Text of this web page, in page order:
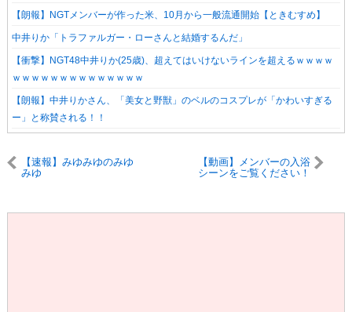
【朗報】NGTメンバーが作った米、10月から一般流通開始【ときむすめ】
中井りか「トラファルガー・ローさんと結婚するんだ」
【衝撃】NGT48中井りか(25歳)、超えてはいけないラインを超えるｗｗｗｗ
ｗｗｗｗｗｗｗｗｗｗｗｗｗｗ
【朗報】中井りかさん、「美女と野獣」のベルのコスプレが「かわいすぎる
ー」と称賛される！！
【速報】みゆみゆのみゆ
みゆ
【動画】メンバーの入浴
シーンをご覧ください！